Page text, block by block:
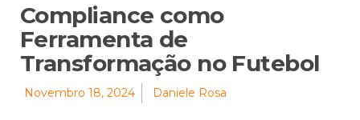
Compliance como
Ferramenta de
Transformação no Futebol
Novembro 18, 2024 Daniele Rosa